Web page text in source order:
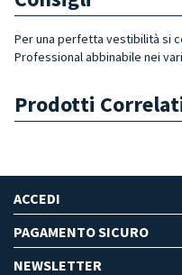
Per una perfetta vestibilità si
Professional abbinabile nei
Prodotti
ACCEDI
PAGAMENTO SICURO
NEWSLETTER